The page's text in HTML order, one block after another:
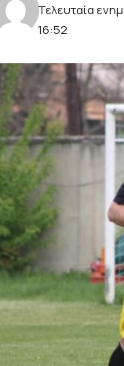
Τελευταία
16:52